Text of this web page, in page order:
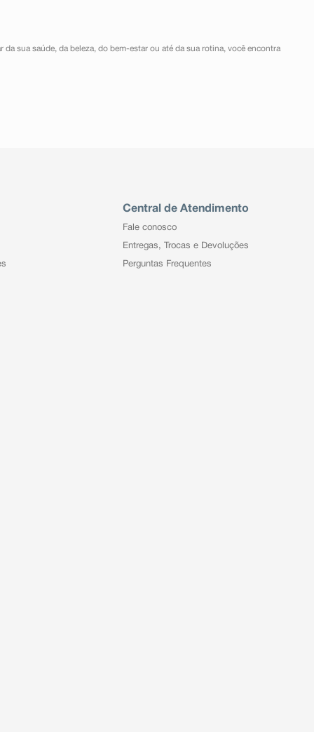
sua saúde, da beleza, do bem-estar ou até da sua rotina, você encontra
Central de Atendimento
Fale conosco
Entregas, Trocas e Devoluções
Perguntas Frequentes